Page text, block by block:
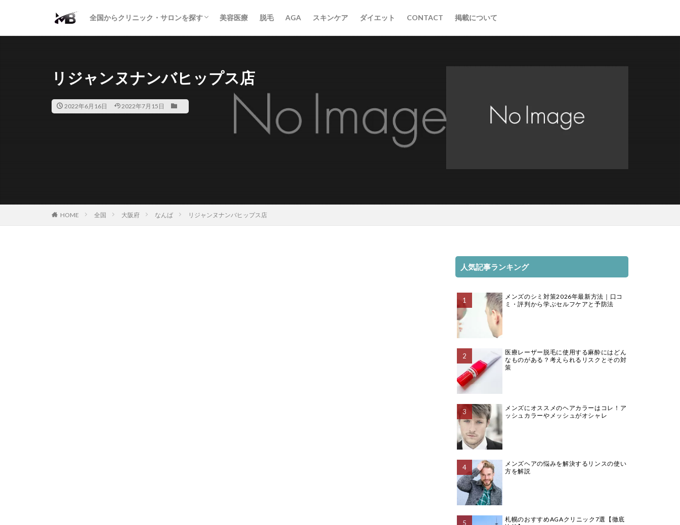
全国からクリニック・サロンを探す
二重・まぶた
鼻の形
小顔・輪郭
痩身・医療ダイエット
肌の悩み・スキンケア
わきが・多汗症
AGA
包茎・ED
医療脱毛
脱毛サロン
パーソナルジム
美容医療 脱毛 AGA スキンケア ダイエット CONTACT 掲載について
リジャンヌナンバヒップス店
2022年6月16日 2022年7月15日
HOME 全国 大阪府 なんば リジャンヌナンバヒップス店
人気記事ランキング
メンズのシミ対策2026年最新方法｜口コ
ミ・評判から学ぶセルフケアと予防法
医療レーザー脱毛に使用する麻酔にはどん
なものがある？考えられるリスクとその対
策
メンズにオススメのヘアカラーはコレ！ア
ッシュカラーやメッシュがオシャレ
メンズヘアの悩みを解決するリンスの使い
方を解説
札幌のおすすめAGAクリニック7選【徹底